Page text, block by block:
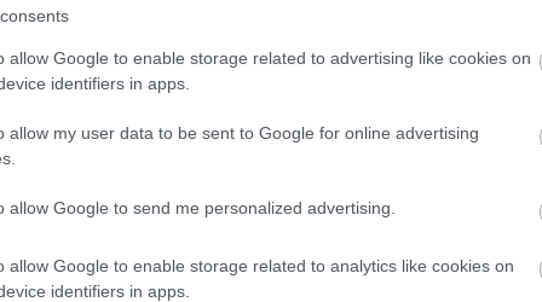
allow Google to enable storage related to advertising like cookies on
identifiers in apps.
allow my user data to be sent to Google for online advertising
allow Google to send me personalized advertising.
allow Google to enable storage related to analytics like cookies on
identifiers in apps.
a szerva…